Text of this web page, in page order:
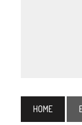
HOME